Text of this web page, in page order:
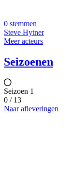
0 stemmen
Steve Hytner
Meer acteurs
Seizoenen
Seizoen 1
0 / 13
Naar afleveringen